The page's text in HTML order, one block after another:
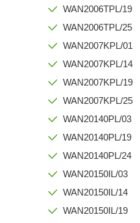
WAN2006TPL/19
WAN2006TPL/25
WAN2007KPL/01
WAN2007KPL/14
WAN2007KPL/19
WAN2007KPL/25
WAN20140PL/03
WAN20140PL/19
WAN20140PL/24
WAN20150IL/03
WAN20150IL/14
WAN20150IL/19